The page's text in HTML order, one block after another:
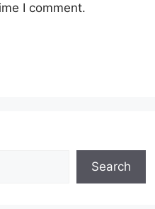
I comment.
Search